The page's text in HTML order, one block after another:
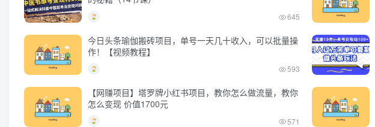
645
今日头条瑜伽搬砖项目，单号一天几十收入，可以批量操
作！【视频教程】
593
【网赚项目】塔罗牌小红书项目，教你怎么做流量，教你
怎么变现 价值1700元
571